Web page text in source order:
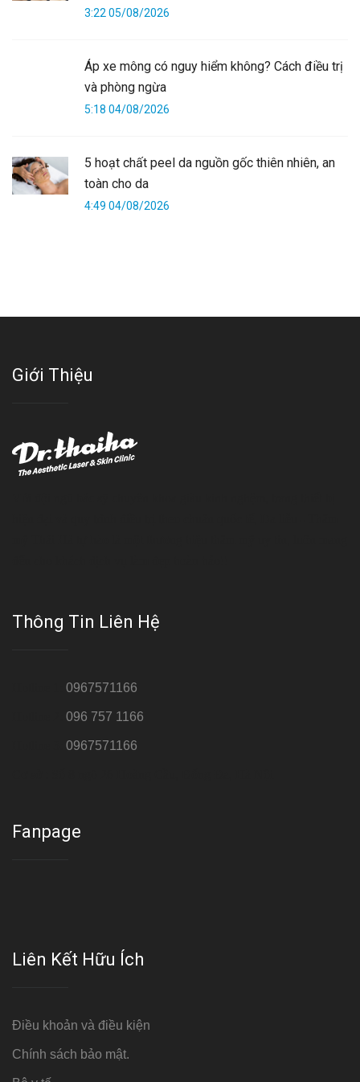
3:22 05/08/2026
Áp xe mông có nguy hiểm không? Cách điều trị
và phòng ngừa
5:18 04/08/2026
5 hoạt chất peel da nguồn gốc thiên nhiên, an
toàn cho da
4:49 04/08/2026
Giới Thiệu
Thông Tin Liên Hệ
0967571166
096 757 1166
0967571166
Fanpage
Liên Kết Hữu Ích
Điều khoản và điều kiện
Chính sách bảo mật.